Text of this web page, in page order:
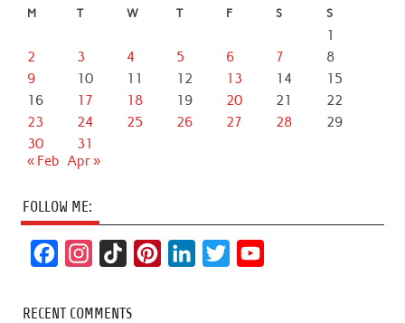
M T W T F S S
1
2
3 4 5 6 7
8
9
10 11 12 13 14
15
16
17 18 19 20 21
22
23
24 25 26 27 28
29
30
31
« Feb Apr »
FOLLOW ME:
c
s
k
RECENT COMMENTS